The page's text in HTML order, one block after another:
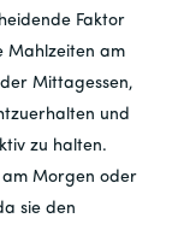
Faktor
Mahlzeiten am
Mittagessen,
und
zu halten.
am Morgen oder
sie den